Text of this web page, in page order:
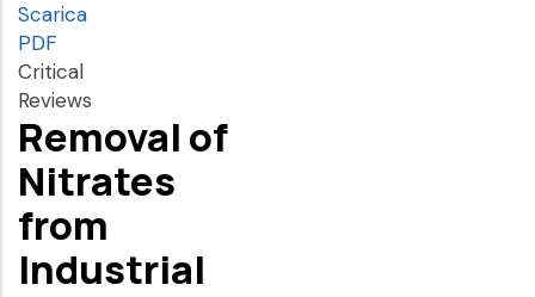
Scarica
PDF
Critical
Reviews
Removal of
Nitrates
from
Industrial